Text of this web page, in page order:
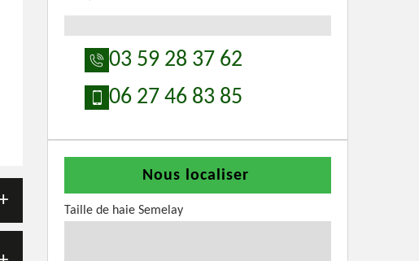
03 59 28 37 62
06 27 46 83 85
Nous localiser
Taille de haie Semelay